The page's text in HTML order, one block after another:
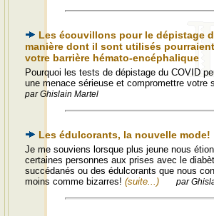
Les écouvillons pour le dépistage
manière dont il sont utilisés
votre barrière hémato-encéphalique
Pourquoi les tests de dépistage du COVID
une menace sérieuse et compromettre votre
par Ghislain Martel
Les édulcorants, la nouvelle mode!
Je me souviens lorsque plus jeune nous
certaines personnes aux prises avec le
succédanés ou des édulcorants que nous
moins comme bizarres! (suite...) par